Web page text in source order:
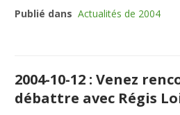
Publié dans Actualités de 2004
2004-10-12 : Venez
débattre avec Régis